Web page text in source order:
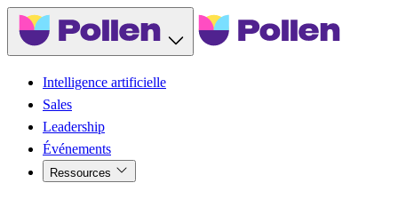
Intelligence artificielle
Sales
Leadership
Événements
Ressources